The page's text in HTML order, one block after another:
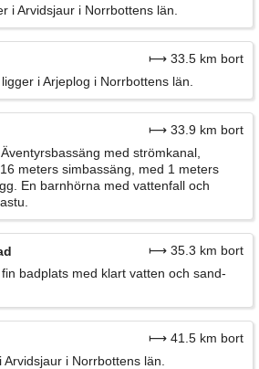
i Arvidsjaur i Norrbottens län.
⟼ 33.5 km bort
i Arjeplog i Norrbottens län.
⟼ 33.9 km bort
med strömkanal,
meters simbassäng, med 1 meters
En barnhörna med vattenfall och
⟼ 35.3 km bort
badplats med klart vatten och sand-
⟼ 41.5 km bort
i Norrbottens län.